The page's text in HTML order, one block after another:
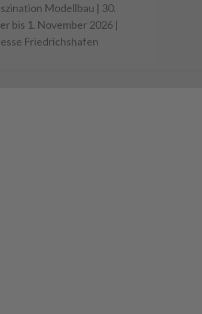
Modellbau | 30.
bis 1. November 2026 |
Friedrichshafen